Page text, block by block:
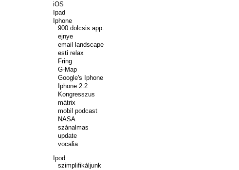
iOS
Ipad
Iphone
900 dolcsis app.
ejnye
email landscape
esti relax
Fring
G-Map
Google's Iphone
Iphone 2.2
Kongresszus
mátrix
mobil podcast
NASA
szánalmas
update
vocalia
Ipod
szimplifikáljunk